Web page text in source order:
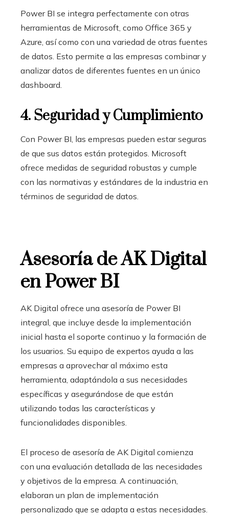
Power BI se integra perfectamente con otras
herramientas de Microsoft, como Office 365 y
Azure, así como con una variedad de otras fuentes
de datos. Esto permite a las empresas combinar y
analizar datos de diferentes fuentes en un único
dashboard.
4. Seguridad y Cumplimiento
Con Power BI, las empresas pueden estar seguras
de que sus datos están protegidos. Microsoft
ofrece medidas de seguridad robustas y cumple
con las normativas y estándares de la industria en
términos de seguridad de datos.
Asesoría de AK Digital
en Power BI
AK Digital ofrece una asesoría de Power BI
integral, que incluye desde la implementación
inicial hasta el soporte continuo y la formación de
los usuarios. Su equipo de expertos ayuda a las
empresas a aprovechar al máximo esta
herramienta, adaptándola a sus necesidades
específicas y asegurándose de que están
utilizando todas las características y
funcionalidades disponibles.
El proceso de asesoría de AK Digital comienza
con una evaluación detallada de las necesidades
y objetivos de la empresa. A continuación,
elaboran un plan de implementación
personalizado que se adapta a estas necesidades.